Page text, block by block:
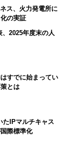
ス、火力発電所に
の実証
2025年度末の人
すでに始まってい
とは
たIPマルチキャス
際標準化